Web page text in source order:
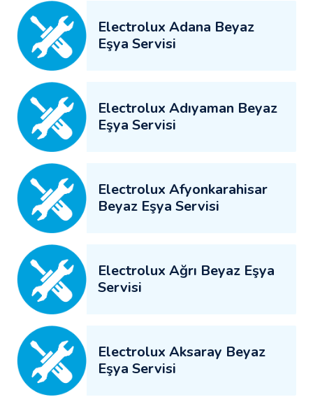
Electrolux Adana Beyaz
Eşya Servisi
Electrolux Adıyaman Beyaz
Eşya Servisi
Electrolux Afyonkarahisar
Beyaz Eşya Servisi
Electrolux Ağrı Beyaz Eşya
Servisi
Electrolux Aksaray Beyaz
Eşya Servisi